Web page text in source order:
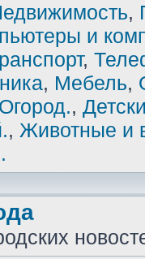
,
и
,
, Мебель,
,
, Животные и